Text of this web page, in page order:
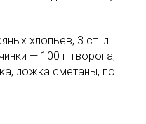
хлопьев, 3 ст. л.
— 100 г творога,
ложка сметаны, по